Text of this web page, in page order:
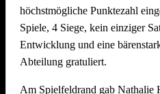
8.
Die Gartenzwerge
9.
Auf die Mütze
10.
Knaller
11.
Die Heilige Dreifaltigkeit
höchstmögliche Punktezahl
Spiele, 4 Siege, kein einziger
Entwicklung und eine
Abteilung gratuliert.
Am Spielfeldrand gab Nathalie